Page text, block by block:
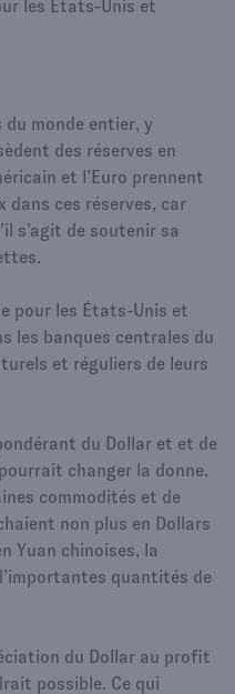
les États-Unis et
monde entier, y
des réserves en
et l’Euro prennent
dans ces réserves, car
s’agit de soutenir sa
pour les États-Unis et
les banques centrales du
et réguliers de leurs
du Dollar et et de
changer la donne.
commodités et de
non plus en Dollars
Yuan chinoises, la
quantités de
du Dollar au profit
possible. Ce qui